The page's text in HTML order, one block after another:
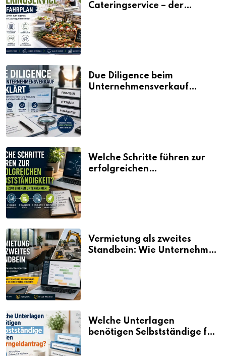
Cateringservice – der
Due Diligence beim
Unternehmensverkauf
Welche Schritte führen zur
erfolgreichen
Vermietung als zweites
Standbein: Wie Unternehmen
Welche Unterlagen
benötigen Selbstständige für